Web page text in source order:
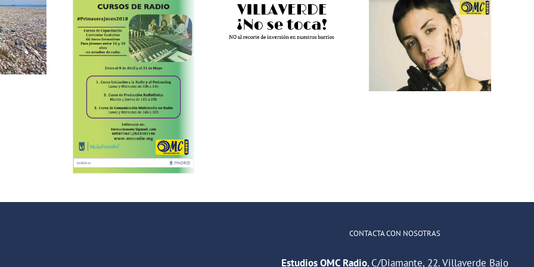
de
NO SE TOCA:
movimiento
vecinal contra
los recortes
Pamela
Palenciano en
#violenciamachista
Más Voces
Villaverde, un
espacio para
jóvenes
reporteros
CONTACTA CON NOSOTRAS
Estudios OMC Radio.C/Diamante, 22. Villaverde Bajo